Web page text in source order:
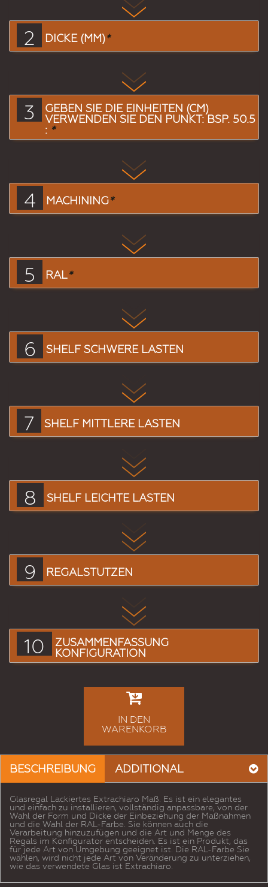
2 DICKE (MM)*
3
GEBEN SIE DIE EINHEITEN (CM)
VERWENDEN SIE DEN PUNKT: BSP. 50.5
: *
4 MACHINING*
5 RAL*
6 SHELF SCHWERE LASTEN
7 SHELF MITTLERE LASTEN
8 SHELF LEICHTE LASTEN
9 REGALSTÜTZEN
10
ZUSAMMENFASSUNG
KONFIGURATION
IN DEN
WARENKORB
BESCHREIBUNG ADDITIONAL
Glasregal Lackiertes Extrachiaro Maß. Es ist ein elegantes
und einfach zu installieren, vollständig anpassbare, von der
Wahl der Form und Dicke der Einbeziehung der Maßnahmen
und die Wahl der RAL-Farbe. Sie können auch die
Verarbeitung hinzuzufügen und die Art und Menge des
Regals im Konfigurator entscheiden. Es ist ein Produkt, das
für jede Art von Umgebung geeignet ist. Die RAL-Farbe Sie
wählen, wird nicht jede Art von Veränderung zu unterziehen,
wie das verwendete Glas ist Extrachiaro.